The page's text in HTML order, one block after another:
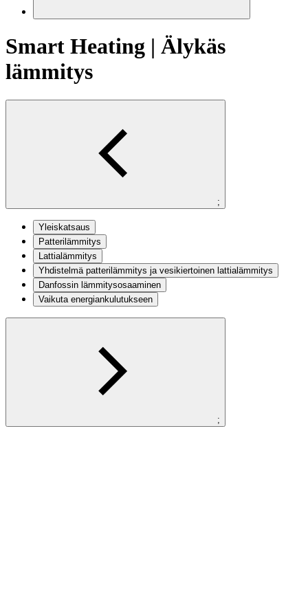
Smart Heating | Älykäs
lämmitys
;
Yleiskatsaus
Patterilämmitys
Lattialämmitys
Yhdistelmä patterilämmitys ja vesikiertoinen lattialämmitys
Danfossin lämmitysosaaminen
Vaikuta energiankulutukseen
;